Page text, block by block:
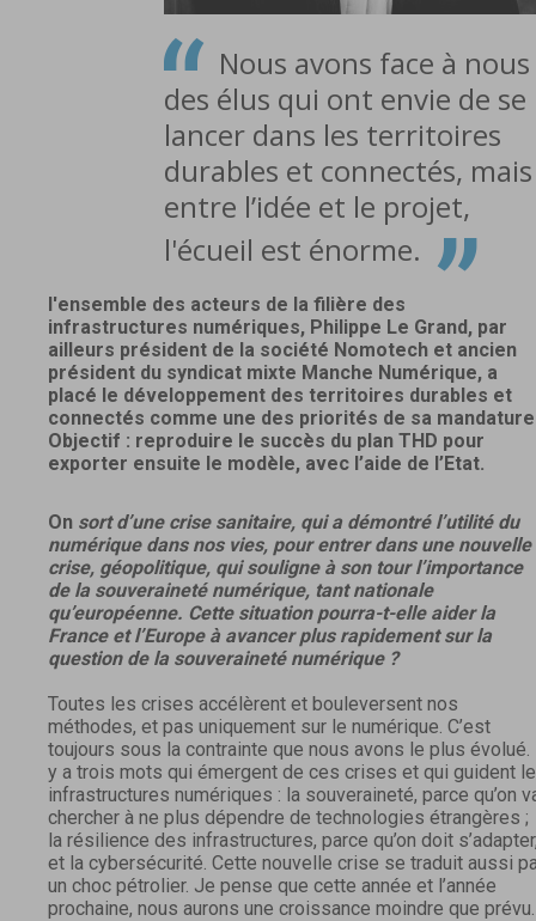
“ Nous avons face à nous
des élus qui ont envie de se
lancer dans les territoires
durables et connectés, mais
entre l’idée et le projet,
l'écueil est énorme. ”
l'ensemble des acteurs de la filière des
infrastructures numériques, Philippe Le Grand, par
ailleurs président de la société Nomotech et ancien
président du syndicat mixte Manche Numérique, a
placé le développement des territoires durables et
connectés comme une des priorités de sa
Objectif : reproduire le succès du plan THD pour
exporter ensuite le modèle, avec l’aide de l’Etat.
On sort d’une crise sanitaire, qui a démontré l’utilité du
numérique dans nos vies, pour entrer dans une nouvelle
crise, géopolitique, qui souligne à son tour l’importance
de la souveraineté numérique, tant nationale
qu’européenne. Cette situation pourra-t-elle aider la
France et l’Europe à avancer plus rapidement sur la
question de la souveraineté numérique ?
Toutes les crises accélèrent et bouleversent nos
méthodes, et pas uniquement sur le numérique. C’est
toujours sous la contrainte que nous avons le plus évolué.
y a trois mots qui émergent de ces crises et qui guident
infrastructures numériques : la souveraineté, parce qu’on
chercher à ne plus dépendre de technologies étrangères ;
la résilience des infrastructures, parce qu’on doit
et la cybersécurité. Cette nouvelle crise se traduit aussi
un choc pétrolier. Je pense que cette année et l’année
prochaine, nous aurons une croissance moindre que prévu.